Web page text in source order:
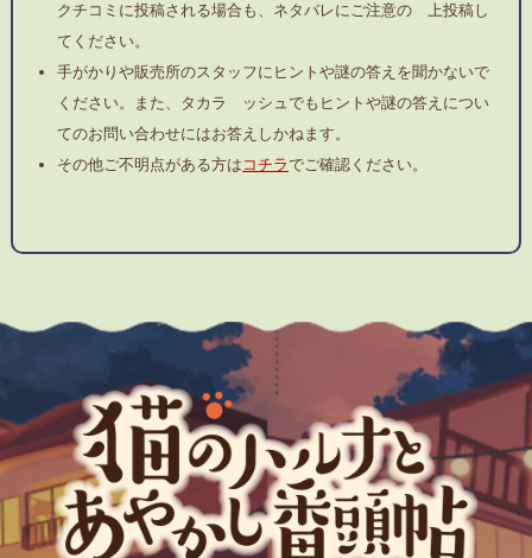
クチコミに投稿される場合も、ネタバレにご注意の 上投稿し
てください。
手がかりや販売所のスタッフにヒントや謎の答えを聞かないで
ください。また、タカラ ッシュでもヒントや謎の答えについ
てのお問い合わせにはお答えしかねます。
その他ご不明点がある方は コチラでご確認ください。